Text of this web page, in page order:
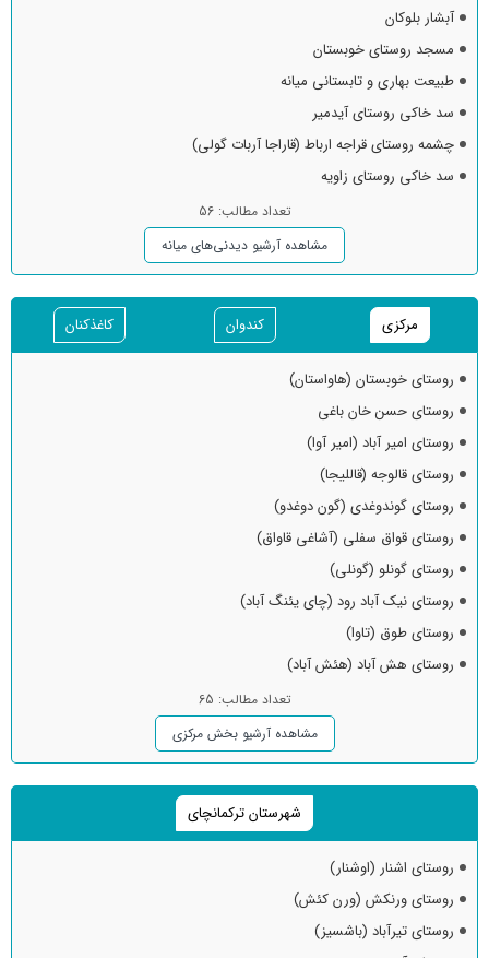
آبشار بلوکان
مسجد روستای خوبستان
طبیعت بهاری و تابستانی میانه
سد خاکی روستای آیدمیر
چشمه روستای قراجه ارباط (قاراجا آربات گولی)
سد خاکی روستای زاویه
تعداد مطالب: 56
مشاهده آرشیو دیدنی‌های میانه
مرکزی کندوان کاغذکنان
روستای خوبستان (هاواستان)
روستای حسن خان باغی
روستای امیر آباد (امیر آوا)
روستای قالوجه (قاللیجا)
روستای گوندوغدی (گون دوغدو)
روستای قواق سفلی (آشاغی قاواق)
روستای گونلو (گونلی)
روستای نیک آباد رود (چای یئنگ آباد)
روستای طوق (تاوا)
روستای هش آباد (هئش آباد)
تعداد مطالب: 65
مشاهده آرشیو بخش مرکزی
شهرستان ترکمانچای
روستای اشنار (اوشنار)
روستای ورنکش (ورن کئش)
روستای تیرآباد (باشسیز)